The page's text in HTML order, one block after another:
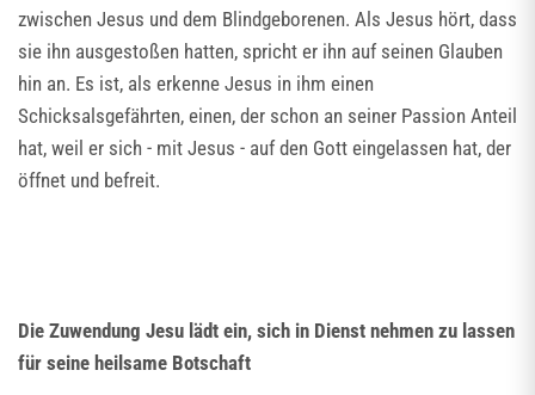
zwischen Jesus und dem Blindgeborenen. Als Jesus hört, dass
sie ihn ausgestoßen hatten, spricht er ihn auf seinen Glauben
hin an. Es ist, als erkenne Jesus in ihm einen
Schicksalsgefährten, einen, der schon an seiner Passion Anteil
hat, weil er sich - mit Jesus - auf den Gott eingelassen hat, der
öffnet und befreit.
Die Zuwendung Jesu lädt ein, sich in Dienst nehmen zu lassen
für seine heilsame Botschaft